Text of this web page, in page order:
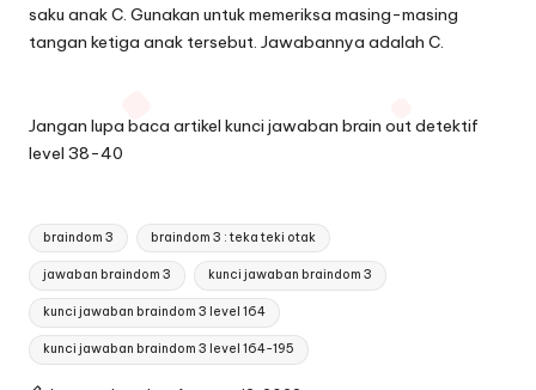
saku anak C. Gunakan untuk memeriksa masing-masing
tangan ketiga anak tersebut. Jawabannya adalah C.
Jangan lupa baca artikel kunci jawaban brain out detektif
level 38-40
Tags:
braindom 3 braindom 3 : teka teki otak
jawaban braindom 3 kunci jawaban braindom 3
kunci jawaban braindom 3 level 164
kunci jawaban braindom 3 level 164-195